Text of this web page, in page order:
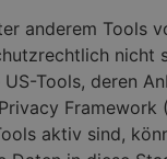
anderem Tools
nicht
Tools, deren
aktiv sind,